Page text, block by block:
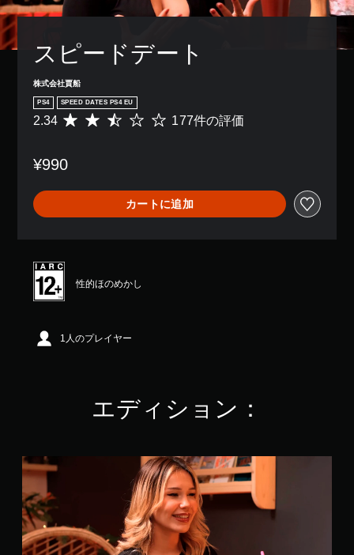
スピードデート
株式会社賈船
PS4 SPEED DATES PS4 EU
評
は
7
7
、
評
価
は
階
中
2.34 177件の評価
¥990
カートに追加
性的ほのめかし
1人のプレイヤー
エディション：
S
p
e
e
d
D
a